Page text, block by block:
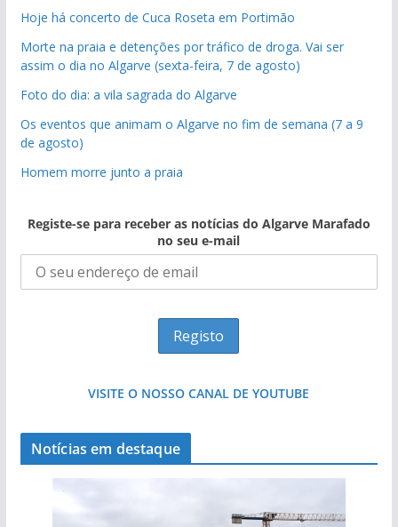
Hoje há concerto de Cuca Roseta em Portimão
Morte na praia e detenções por tráfico de droga. Vai ser
assim o dia no Algarve (sexta-feira, 7 de agosto)
Foto do dia: a vila sagrada do Algarve
Os eventos que animam o Algarve no fim de semana (7 a 9
de agosto)
Homem morre junto a praia
Registe-se para receber as notícias do Algarve Marafado
no seu e-mail
VISITE O NOSSO CANAL DE YOUTUBE
Notícias em destaque